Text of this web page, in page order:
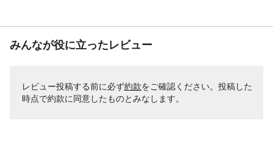
みんなが役に立ったレビュー
レビュー投稿する前に必ず約款をご確認ください。投稿した
時点で約款に同意したものとみなします。